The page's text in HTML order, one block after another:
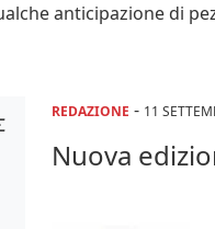
anticipazione di
REDAZIONE - 11
Nuova